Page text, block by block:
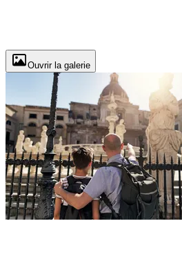
Ouvrir la galerie